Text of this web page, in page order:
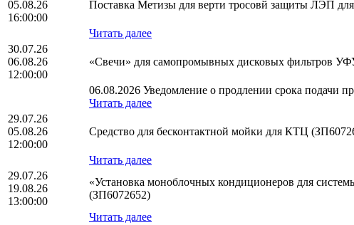
05.08.26
16:00:00
Поставка Метизы для верти тросовй защиты ЛЭП
Читать далее
30.07.26
06.08.26
12:00:00
«Свечи» для самопромывных дисковых фильтров
06.08.2026 Уведомление о продлении срока подачи
Читать далее
29.07.26
05.08.26
12:00:00
Средство для бесконтактной мойки для КТЦ
Читать далее
29.07.26
19.08.26
13:00:00
«Установка моноблочных кондиционеров для
(ЗП6072652)
Читать далее